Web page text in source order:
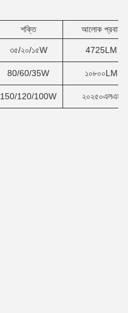
শক্তি আলোক প্রবাহ
৩৫/২০/১৫W 4725LM
80/60/35W ১০৮০০LM
150/120/100W ২০২৫০এলএম